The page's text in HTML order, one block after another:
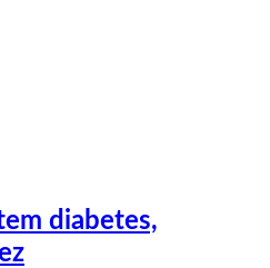
diabetes,